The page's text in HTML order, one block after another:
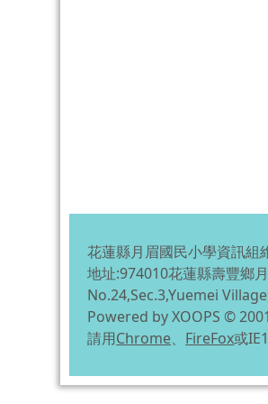
花蓮縣月眉國民小學資訊組
地址:974010花蓮縣壽豐鄉
No.24,Sec.3,Yuemei
Powered by XOOPS ©
請用Chrome、 FireFox或